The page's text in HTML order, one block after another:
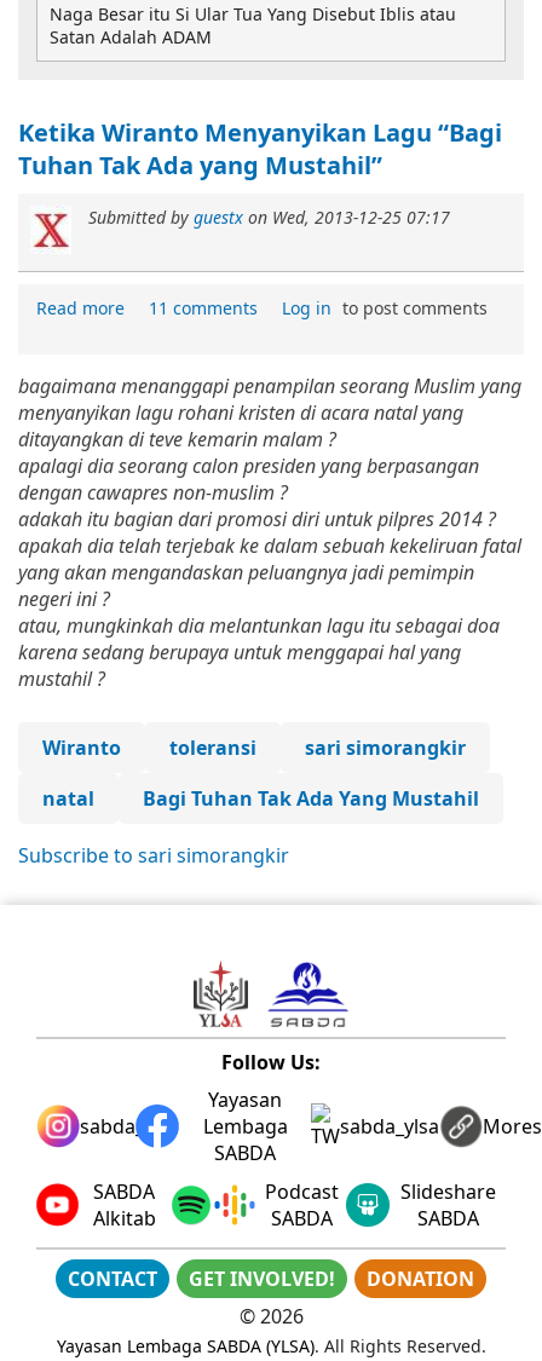
Ketika Wiranto Menyanyikan Lagu “Bagi
Tuhan Tak Ada yang Mustahil”
Submitted by guestx on Wed, 2013-12-25 07:17
Read more 11 comments Log in to post comments
bagaimana menanggapi penampilan seorang Muslim yang
menyanyikan lagu rohani kristen di acara natal yang
ditayangkan di teve kemarin malam ?
apalagi dia seorang calon presiden yang berpasangan
dengan cawapres non-muslim ?
adakah itu bagian dari promosi diri untuk pilpres 2014 ?
apakah dia telah terjebak ke dalam sebuah kekeliruan fatal
yang akan mengandaskan peluangnya jadi pemimpin
negeri ini ?
atau, mungkinkah dia melantunkan lagu itu sebagai doa
karena sedang berupaya untuk menggapai hal yang
mustahil ?
Wiranto toleransi
sari simorangkir
natal
Bagi Tuhan Tak Ada Yang Mustahil
Subscribe to sari simorangkir
Naga Besar itu Si Ular Tua Yang Disebut Iblis atau
Satan Adalah ADAM
Follow Us:
sabda_ylsa
Yayasan
Lembaga
SABDA
sabda_ylsa Mores
SABDA
Alkitab
Podcast
SABDA
Slideshare
SABDA
CONTACT GET INVOLVED!
DONATION
©2026
Yayasan Lembaga SABDA (YLSA). All Rights Reserved.